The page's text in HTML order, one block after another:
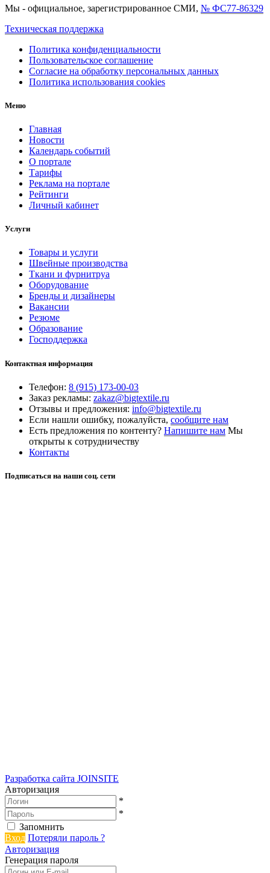
Мы - официальное, зарегистрированное СМИ, № ФС77-86329
Техническая поддержка
Политика конфиденциальности
Пользовательское соглашение
Согласие на обработку персональных данных
Политика использования cookies
Меню
Главная
Новости
Календарь событий
О портале
Тарифы
Реклама на портале
Рейтинги
Личный кабинет
Услуги
Товары и услуги
Швейные производства
Ткани и фурнитруа
Оборудование
Бренды и дизайнеры
Вакансии
Резюме
Образование
Господдержка
Контактная информация
Телефон: 8 (915) 173-00-03
Заказ рекламы: zakaz@bigtextile.ru
Отзывы и предложения: info@bigtextile.ru
Если нашли ошибку, пожалуйста, сообщите нам
Есть предложения по контенту? Напишите нам Мы
открыты к сотрудничеству
Контакты
Подписаться на наши соц. сети
Разработка сайта JOINSITE
Авторизация
*
*
Запомнить
Вход Потеряли пароль ?
Авторизация
Генерация пароля